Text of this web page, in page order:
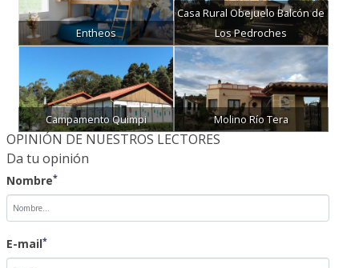
Entheos
Casa Rural Obejuelo Balcón de
Los Pedroches
Campamento Quimpi Molino Río Tera
OPINIÓN DE NUESTROS LECTORES
Da tu opinión
Nombre*
E-mail*